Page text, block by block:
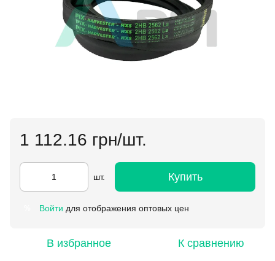
1 112.16 грн/шт.
шт. Купить
Войти для отображения оптовых цен
В избранное К сравнению